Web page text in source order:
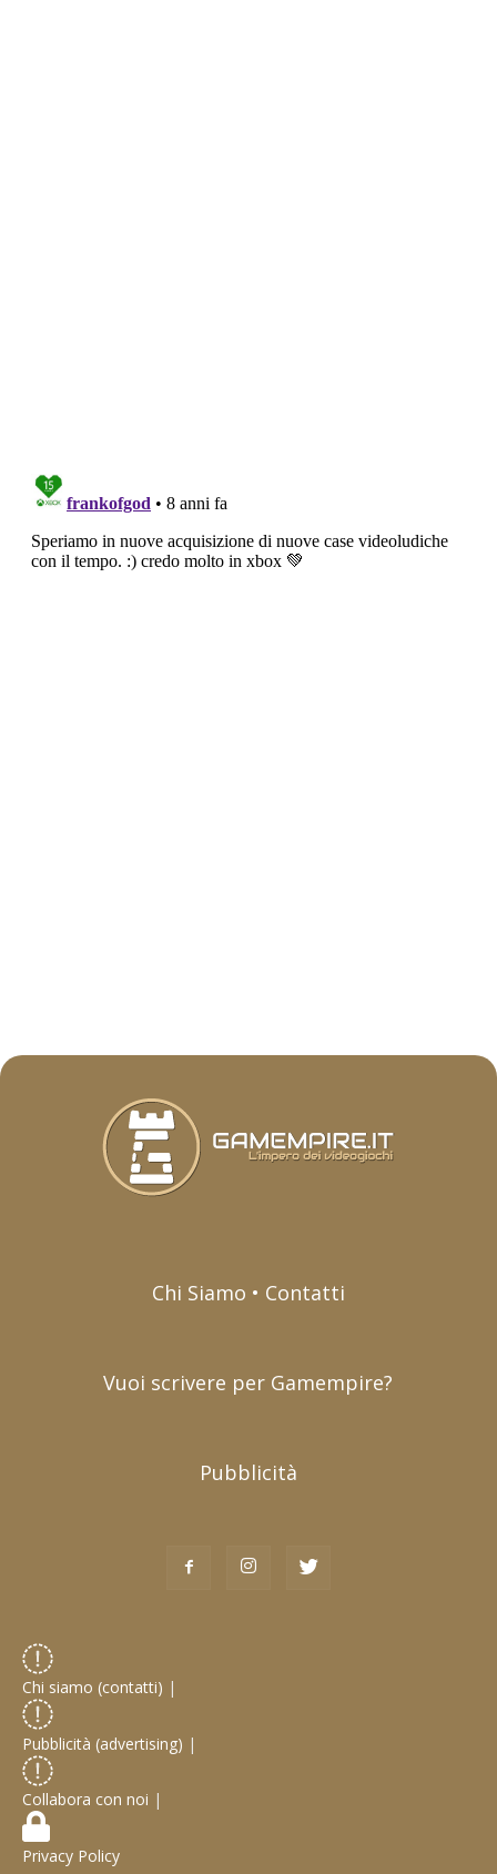
Chi Siamo • Contatti
Vuoi scrivere per Gamempire?
Pubblicità
Chi siamo (contatti) |
Pubblicità (advertising) |
Collabora con noi |
Privacy Policy